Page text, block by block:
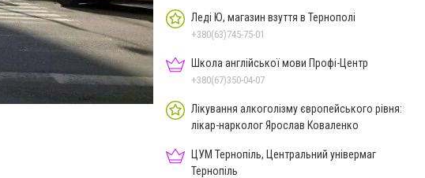
Леді Ю, магазин взуття в Тернополі
+380(63)745-75-01
Школа англійської мови Профі-Центр
+380(67)350-04-07
Лікування алкоголізму європейського рівня:
лікар-нарколог Ярослав Коваленко
ЦУМ Тернопіль, Центральний універмаг
Тернопіль